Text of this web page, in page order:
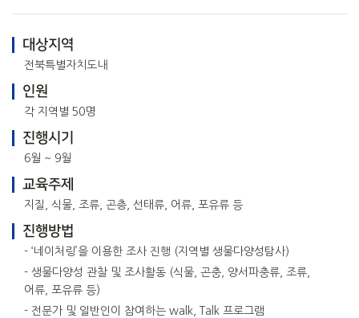
대상지역
전북특별자치도내
인원
각 지역별 50명
진행시기
6월 ~ 9월
교육주제
지질, 식물, 조류, 곤층, 선태류, 어류, 포유류 등
진행방법
- ‘네이처링’을 이용한 조사 진행 (지역별 생물다양성탐사)
- 생물다양성 관찰 및 조사활동 (식물, 곤충, 양서파충류, 조류,
어류, 포유류 등)
- 전문가 및 일반인이 참여하는 walk, Talk 프로그램